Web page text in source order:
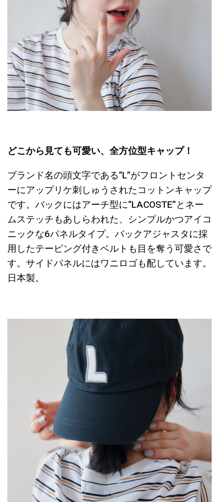
どこから見ても可愛い、全方位型キャップ！
ブランド名の頭文字である“L”がフロントセンタ
ーにアップリケ刺しゅうされたコットンキャップ
です。バックにはアーチ型に“LACOSTE”とネー
ムステッチもあしらわれた、シンプルかつアイコ
ニックな6パネルタイプ。バックアジャスタに採
用したテーピング付きベルトも目を奪う可愛さで
す。サイドパネルにはワニロゴも配しています。
日本製。